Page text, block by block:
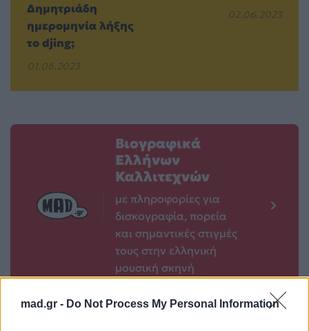
mad.gr - Do Not Process My Personal Information
Δημητριάδη
ημερομηνία λήξης
το djing;
01.06.2023
02.06.2023
Βιογραφικά
Ελλήνων
Καλλιτεχνών
με πληροφορίες για
δισκογραφία, πορεία
και σημαντικές στιγμές
τους στην ελληνική
μουσική σκηνή